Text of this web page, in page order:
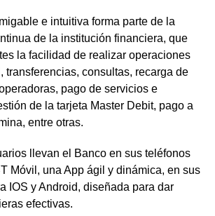
e intuitiva forma parte de la
de la institución financiera, que
la facilidad de realizar operaciones
transferencias, consultas, recarga de
pago de servicios e
de la tarjeta Master Debit, pago a
entre otras.
llevan el Banco en sus teléfonos
Móvil, una App ágil y dinámica, en sus
IOS y Android, diseñada para dar
efectivas.